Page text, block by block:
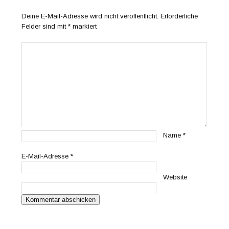
Deine E-Mail-Adresse wird nicht veröffentlicht. Erforderliche
Felder sind mit* markiert
Name*
E-Mail-Adresse*
Website